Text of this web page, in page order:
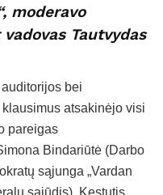
moderavo
Tautvydas
auditorijos bei
atsakinėjo visi
pareigas
Bindariūtė (Darbo
sąjunga „Vardan
sąjūdis), Kęstutis